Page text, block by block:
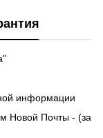
информации
Новой Почты - (за